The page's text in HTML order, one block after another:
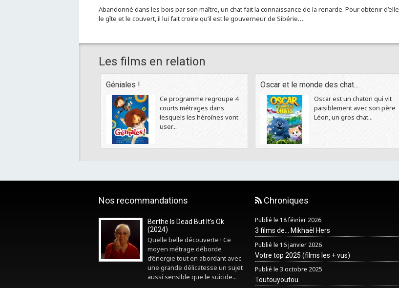
Abandonné dans les bois par son maître, un chat fait la connaissance de la renarde. Pour obtenir d’elle
le gîte et le couvert, il lui fait croire qu’il est le gouverneur de Sibérie…
Les films en relation
Géniales !
Ce programme regroupe 4
courts métrages dans
lesquels les héroïnes vont
user...
Oscar et le monde des chat...
Oscar est un chaton qui vit
paisiblement avec son père
Léon, un gros chat...
Nos recommandations
Berthe Is Dead But It's Ok
(2024)
Quelle belle découverte ! Ce
moyen métrage déborde
d’énergie tout en abordant avec
une grande délicatesse un sujet
aussi sensible que le suicide...
Chroniques
Publié le 18 février 2026
3 films de... Mikhaël Hers
Publié le 16 janvier 2026
Votre top 2025 (films les + vus)
Publié le 3 octobre 2025
Toutouyoutou